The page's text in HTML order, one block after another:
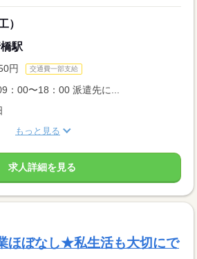
）
駅
円 交通費一部支給
：00〜18：00 派遣先に...
もっと見る
求人詳細を見る
ほぼなし★私生活も大切にで